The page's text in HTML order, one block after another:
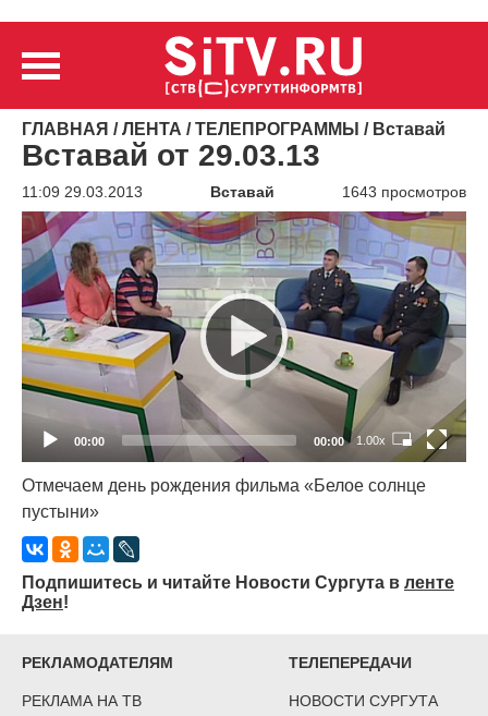
ГЛАВНАЯ /ЛЕНТА /ТЕЛЕПРОГРАММЫ / Вставай
Вставай от 29.03.13
11:09 29.03.2013 Вставай 1643 просмотров
Видеоплеер
00:00 00:00 1.00x
Отмечаем день рождения фильма «Белое солнце
пустыни»
Подпишитесь и читайте Новости Сургута в ленте
Дзен!
РЕКЛАМОДАТЕЛЯМ
РЕКЛАМА НА ТВ
ТЕЛЕПЕРЕДАЧИ
НОВОСТИ СУРГУТА